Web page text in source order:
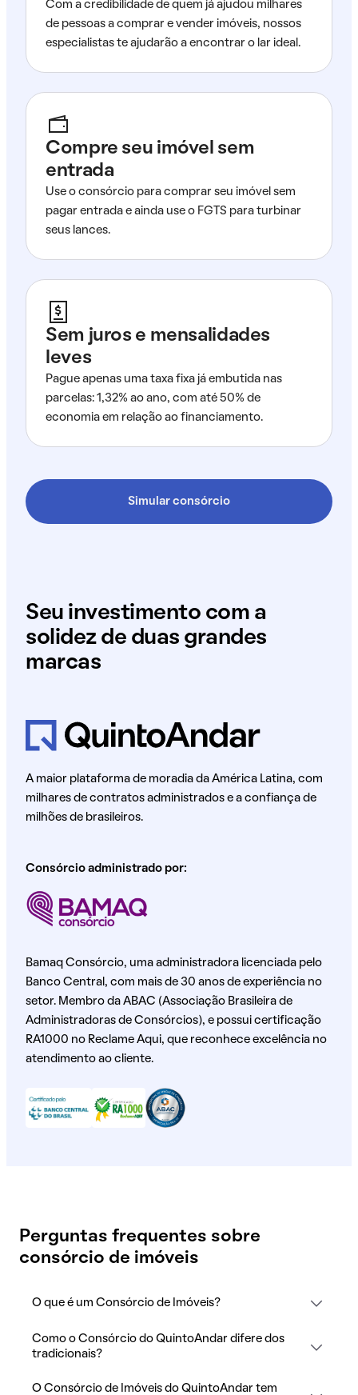
Com a credibilidade de quem já ajudou milhares
de pessoas a comprar e vender imóveis, nossos
especialistas te ajudarão a encontrar o lar ideal.
Compre seu imóvel sem
entrada
Use o consórcio para comprar seu imóvel sem
pagar entrada e ainda use o FGTS para turbinar
seus lances.
Sem juros e mensalidades
leves
Pague apenas uma taxa fixa já embutida nas
parcelas: 1,32% ao ano, com até 50% de
economia em relação ao financiamento.
Simular consórcio
Seu investimento com a
solidez de duas grandes
marcas
A maior plataforma de moradia da América Latina, com
milhares de contratos administrados e a confiança de
milhões de brasileiros.
Consórcio administrado por:
Bamaq Consórcio, uma administradora licenciada pelo
Banco Central, com mais de 30 anos de experiência no
setor. Membro da ABAC (Associação Brasileira de
Administradoras de Consórcios), e possui certificação
RA1000 no Reclame Aqui, que reconhece excelência no
atendimento ao cliente.
Perguntas frequentes sobre
consórcio de imóveis
O que é um Consórcio de Imóveis?
Como o Consórcio do QuintoAndar difere dos
tradicionais?
O Consórcio de Imóveis do QuintoAndar tem